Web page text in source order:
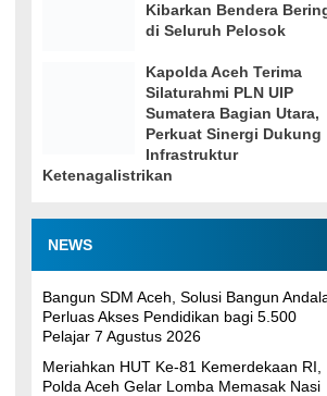
Kibarkan Bendera
di Seluruh Pelosok
Kapolda Aceh Terima
Silaturahmi PLN UIP
Sumatera Bagian Utara,
Perkuat Sinergi Dukung
Infrastruktur
Ketenagalistrikan
NEWS
Bangun SDM Aceh, Solusi Bangun
Perluas Akses Pendidikan bagi 5.500
Pelajar 7 Agustus 2026
Meriahkan HUT Ke-81 Kemerdekaan RI,
Polda Aceh Gelar Lomba Memasak Nasi